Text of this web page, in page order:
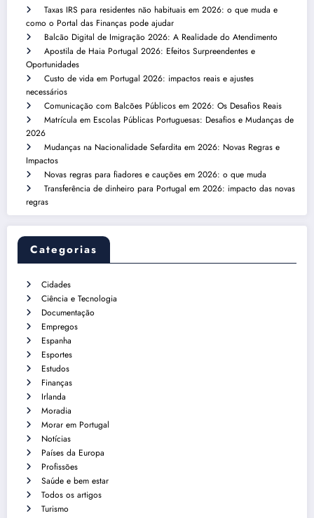
Taxas IRS para residentes não habituais em 2026: o que muda e
como o Portal das Finanças pode ajudar
Balcão Digital de Imigração 2026: A Realidade do Atendimento
Apostila de Haia Portugal 2026: Efeitos Surpreendentes e
Oportunidades
Custo de vida em Portugal 2026: impactos reais e ajustes
necessários
Comunicação com Balcões Públicos em 2026: Os Desafios Reais
Matrícula em Escolas Públicas Portuguesas: Desafios e Mudanças de
2026
Mudanças na Nacionalidade Sefardita em 2026: Novas Regras e
Impactos
Novas regras para fiadores e cauções em 2026: o que muda
Transferência de dinheiro para Portugal em 2026: impacto das novas
regras
Categorias
Cidades
Ciência e Tecnologia
Documentação
Empregos
Espanha
Esportes
Estudos
Finanças
Irlanda
Moradia
Morar em Portugal
Notícias
Países da Europa
Profissões
Saúde e bem estar
Todos os artigos
Turismo